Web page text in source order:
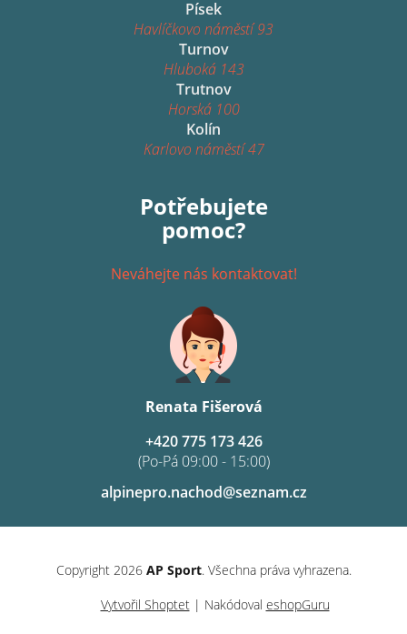
Písek
Havlíčkovo náměstí 93
Turnov
Hluboká 143
Trutnov
Horská 100
Kolín
Karlovo náměstí 47
Potřebujete
pomoc?
Neváhejte nás kontaktovat!
Renata Fišerová
alpinepro.nachod@seznam.cz
+420 775 173 426
(Po-Pá 09:00 - 15:00)
Vytvořil Shoptet| Nakódoval eshopGuru
Copyright 2026 AP Sport. Všechna práva vyhrazena.